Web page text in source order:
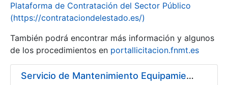
Plataforma de Contratación del Sector Público
(https://contrataciondelestado.es/)
También podrá encontrar más información y algunos
de los procedimientos en portallicitacion.fnmt.es
Servicio de Mantenimiento Equipamiento ORACLE en CERES periodo 2019-2020